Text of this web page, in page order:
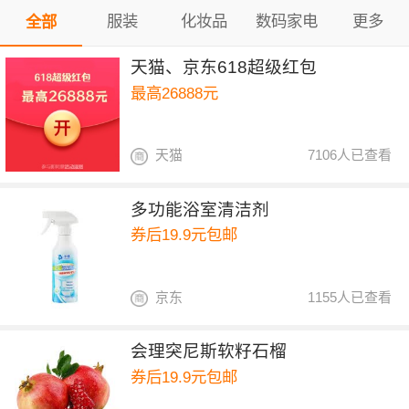
全部 服装 化妆品 数码家电 更多
天猫、京东618超级红包
最高26888元
7106人已查看
天猫
多功能浴室清洁剂
券后19.9元包邮
1155人已查看
京东
会理突尼斯软籽石榴
券后19.9元包邮